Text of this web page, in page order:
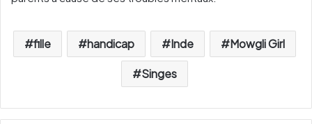
fille handicap Inde Mowgli Girl
Singes